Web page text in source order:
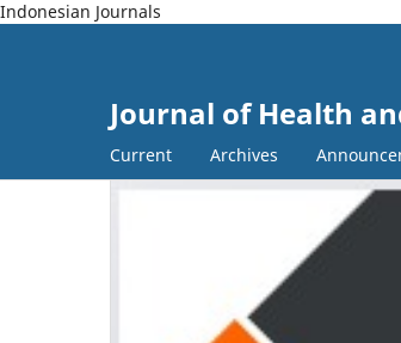
Indonesian Journals
Journal of Health
Current Archives